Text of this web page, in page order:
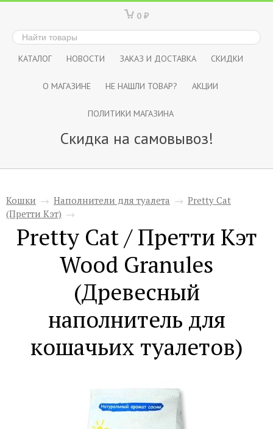
0 ₽
КАТАЛОГ НОВОСТИ ЗАКАЗ И ДОСТАВКА СКИДКИ
О МАГАЗИНЕ НЕ НАШЛИ ТОВАР? АКЦИИ
ПОЛИТИКИ МАГАЗИНА
Скидка на самовывоз!
Кошки → Наполнители для туалета → Pretty Cat
(Претти Кэт) →
Pretty Cat / Претти Кэт
Wood Granules
(Древесный
наполнитель для
кошачьих туалетов)